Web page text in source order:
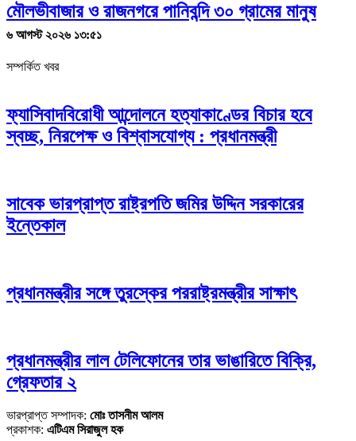
মৌলভীবাজার ও রাজনগরে পানিবন্দি ৩০ গ্রামের মানুষ
৬ আগস্ট ২০২৬ ১৩:৫১
সম্পর্কিত খবর
ফ্যাসিবাদবিরোধী আন্দোলনে হত্যাকাণ্ডের বিচার হবে
স্বচ্ছ, নিরপেক্ষ ও বিশ্বাসযোগ্য : প্রধানমন্ত্রী
সাবেক ভারপ্রাপ্ত রাষ্ট্রপতি জমির উদ্দিন সরকারের
ইন্তেকাল
প্রধানমন্ত্রীর সঙ্গে তুরস্কের পররাষ্ট্রমন্ত্রীর সাক্ষাৎ
প্রধানমন্ত্রীর লাল টেলিফোনের তার ভাঙারিতে বিক্রি,
গ্রেফতার ২
ভারপ্রাপ্ত সম্পাদক: মোঃ তাসনীম আলম
প্রকাশক: এটিএম সিরাজুল হক